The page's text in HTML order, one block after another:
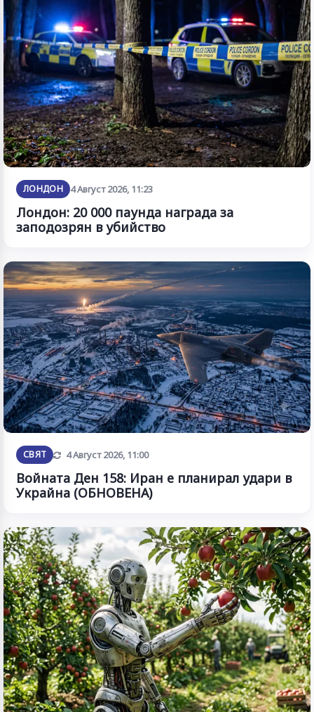
ЛОНДОН 4 Август 2026, 11:23
Лондон: 20 000 паунда награда за
заподозрян в убийство
СВЯТ Обновена
4 Август 2026, 11:00
Войната Ден 158: Иран е планирал удари в
Украйна (ОБНОВЕНА)